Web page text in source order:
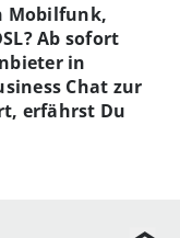
Mobilfunk,
Ab sofort
in
Chat zur
erfährst Du